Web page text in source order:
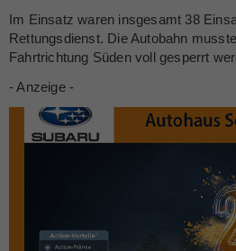
Im Einsatz waren insgesamt 38
Rettungsdienst. Die Autobahn
Fahrtrichtung Süden voll gesperrt
- Anzeige -